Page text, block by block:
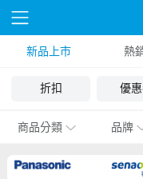
新品上市 熱
折扣 優
商品分類 品牌